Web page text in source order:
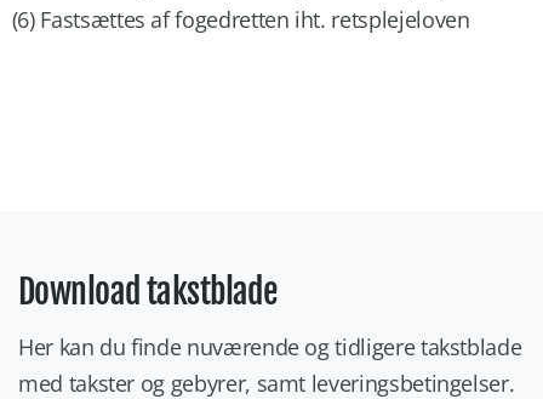
(6) Fastsættes af fogedretten iht. retsplejeloven
Download takstblade
Her kan du finde nuværende og tidligere takstblade
med takster og gebyrer, samt leveringsbetingelser.